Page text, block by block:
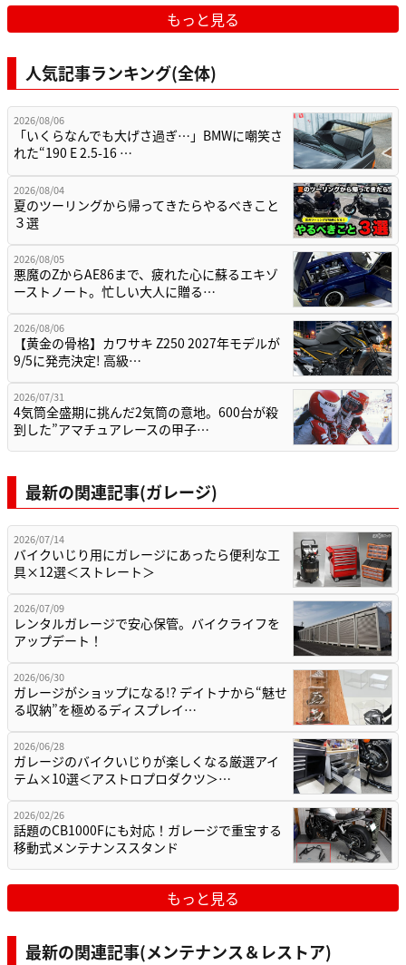
もっと見る
人気記事ランキング(全体)
2026/08/06
「いくらなんでも大げさ過ぎ…」BMWに嘲笑さ
れた“190 E 2.5-16 …
2026/08/04
夏のツーリングから帰ってきたらやるべきこと
３選
2026/08/05
悪魔のZからAE86まで、疲れた心に蘇るエキゾ
ーストノート。忙しい大人に贈る…
2026/08/06
【黄金の骨格】カワサキ Z250 2027年モデルが
9/5に発売決定! 高級…
2026/07/31
4気筒全盛期に挑んだ2気筒の意地。600台が殺
到した”アマチュアレースの甲子…
最新の関連記事(ガレージ)
2026/07/14
バイクいじり用にガレージにあったら便利な工
具×12選＜ストレート＞
2026/07/09
レンタルガレージで安心保管。バイクライフを
アップデート！
2026/06/30
ガレージがショップになる!? デイトナから“魅せ
る収納”を極めるディスプレイ…
2026/06/28
ガレージのバイクいじりが楽しくなる厳選アイ
テム×10選＜アストロプロダクツ＞…
2026/02/26
話題のCB1000Fにも対応！ガレージで重宝する
移動式メンテナンススタンド
もっと見る
最新の関連記事(メンテナンス＆レストア)